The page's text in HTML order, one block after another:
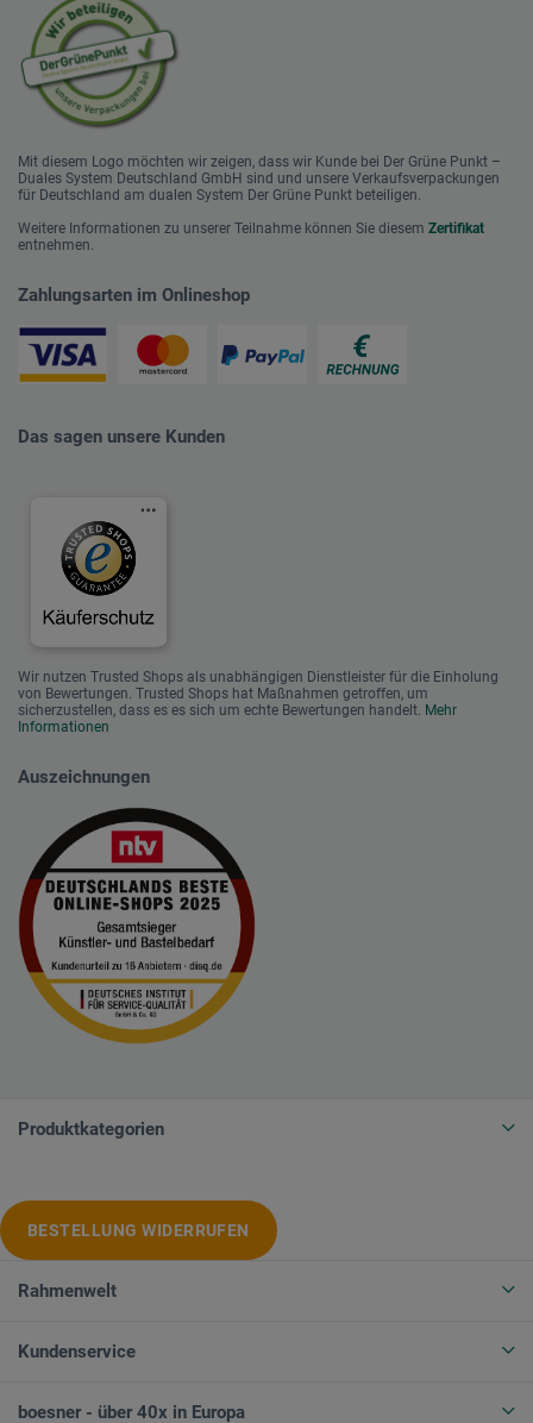
Mit diesem Logo möchten wir zeigen, dass wir Kunde bei Der Grüne Punkt –
Duales System Deutschland GmbH sind und unsere Verkaufsverpackungen
für Deutschland am dualen System Der Grüne Punkt beteiligen.
Weitere Informationen zu unserer Teilnahme können Sie diesem Zertifikat
entnehmen.
Zahlungsarten im Onlineshop
Das sagen unsere Kunden
Wir nutzen Trusted Shops als unabhängigen Dienstleister für die Einholung
von Bewertungen. Trusted Shops hat Maßnahmen getroffen, um
sicherzustellen, dass es es sich um echte Bewertungen handelt. Mehr
Informationen
Auszeichnungen
Produktkategorien
BESTELLUNG WIDERRUFEN
Rahmenwelt
Kundenservice
boesner - über 40x in Europa